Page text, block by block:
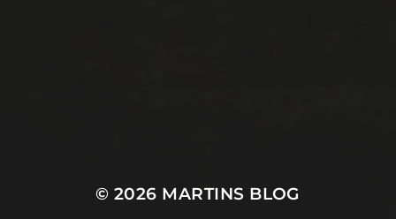
© 2026 MARTINS BLOG